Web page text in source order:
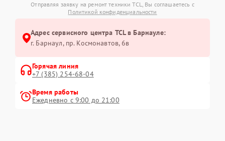
Отправляя заявку на ремонт техники TCL, Вы соглашаетесь с
Политикой конфиденциальности
Адрес сервисного центра TCL в Барнауле:
г. Барнаул, ​пр. Космонавтов, 6в
Горячая линия
+7 (385) 254-68-04
Время работы
Ежедневно с 9:00 до 21:00